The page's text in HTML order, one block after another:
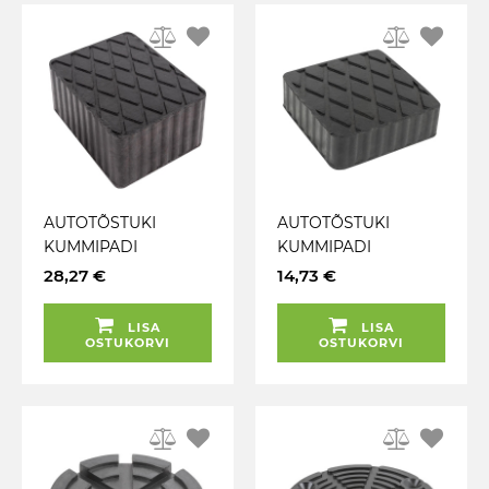
AUTOTÕSTUKI
KUMMIPADI
KANDILINE
28,27 €
LISA
OSTUKORVI
AUTOTÕSTUKI
KUMMIPADI
KANDILINE
14,73 €
LISA
OSTUKORVI